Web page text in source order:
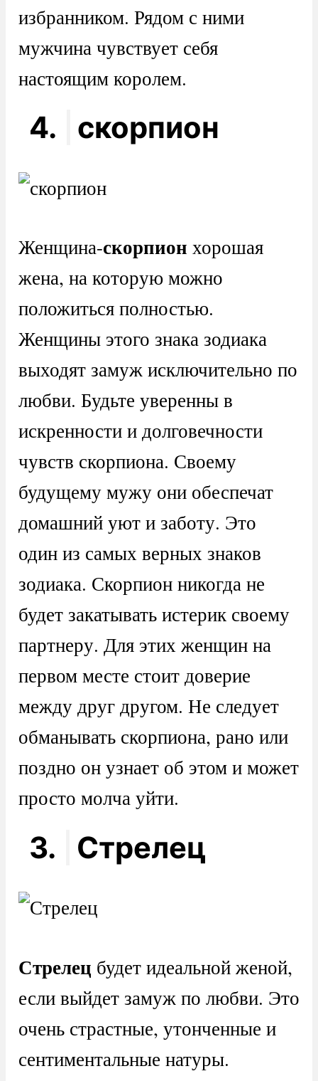
избранником. Рядом с ними
мужчина чувствует себя
настоящим королем.
4. скорпион
Женщина-скорпион хорошая
жена, на которую можно
положиться полностью.
Женщины этого знака зодиака
выходят замуж исключительно по
любви. Будьте уверенны в
искренности и долговечности
чувств скорпиона. Своему
будущему мужу они обеспечат
домашний уют и заботу. Это
один из самых верных знаков
зодиака. Скорпион никогда не
будет закатывать истерик своему
партнеру. Для этих женщин на
первом месте стоит доверие
между друг другом. Не следует
обманывать скорпиона, рано или
поздно он узнает об этом и может
просто молча уйти.
3. Стрелец
Стрелец будет идеальной женой,
если выйдет замуж по любви. Это
очень страстные, утонченные и
сентиментальные натуры.